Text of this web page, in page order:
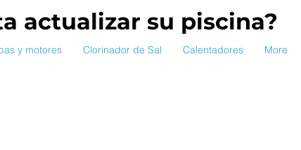
actualizar su piscina?
y motores Clorinador de Sal Calentadores More